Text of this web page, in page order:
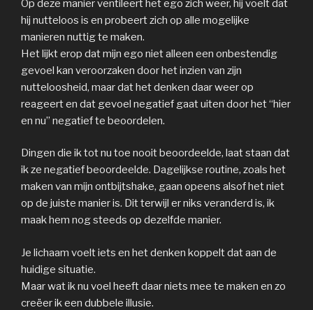
Op deze manier ventileert het ego zich weer, hij voelt dat
hij nutteloos is en probeert zich op alle mogelijke
manieren nuttig te maken.
Het lijkt erop dat mijn ego niet alleen een onbestendig
gevoel kan veroorzaken door het inzien van zijn
nutteloosheid, maar dat het denken daar weer op
reageert en dat gevoel negatief gaat uiten door het “hier
en nu” negatief te beoordelen.
Dingen die ik tot nu toe nooit beoordeelde, laat staan dat
ik ze negatief beoordeelde. Dagelijkse routine, zoals het
maken van mijn ontbijtshake, gaan opeens alsof het niet
op de juiste manier is. Dit terwijl er niks veranderd is, ik
maak hem nog steeds op dezelfde manier.
Je lichaam voelt iets en het denken koppelt dat aan de
huidige situatie.
Maar wat ik nu voel heeft daar niets mee te maken en zo
creëer ik een dubbele illusie.